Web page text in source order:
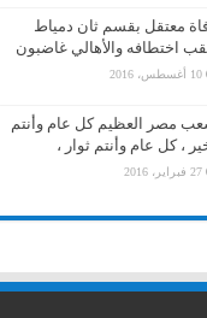
معتقل بقسم ثان دمياط
اختطافه والأهالي غاضبون
10 أغسطس، 2016
مصر العظيم كل عام وأنتم
، كل عام وأنتم ثوار ،
27 فبراير، 2016